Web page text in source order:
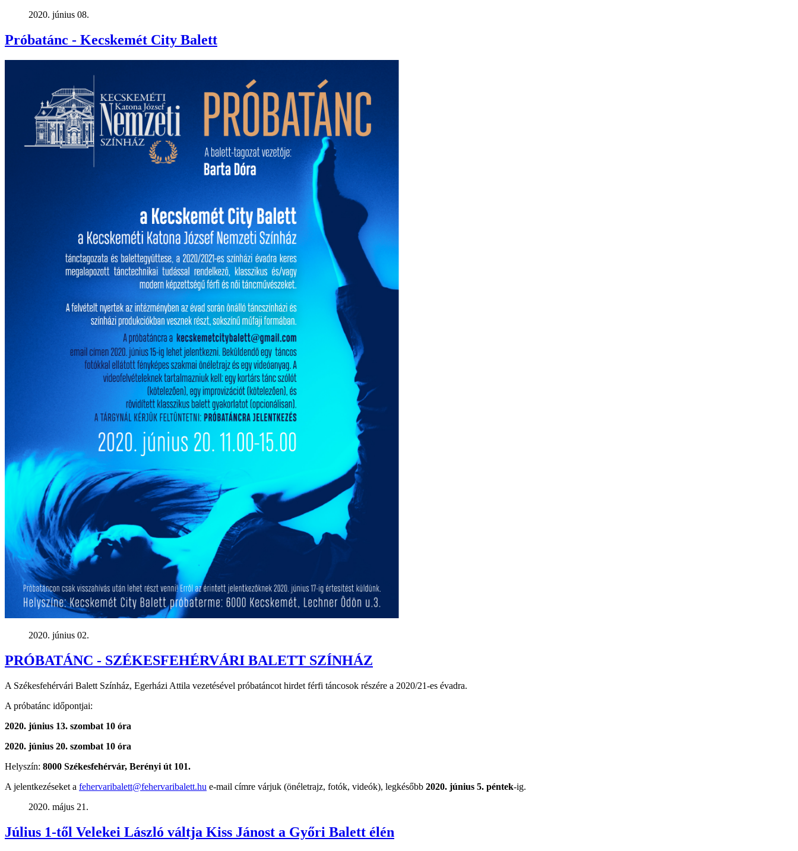
2020. június 08.
Próbatánc - Kecskemét City Balett
2020. június 02.
PRÓBATÁNC - SZÉKESFEHÉRVÁRI BALETT SZÍNHÁZ
A Székesfehérvári Balett Színház, Egerházi Attila vezetésével próbatáncot hirdet férfi táncosok részére a 2020/21-es évadra.
A próbatánc időpontjai:
2020. június 13. szombat 10 óra
2020. június 20. szombat 10 óra
Helyszín: 8000 Székesfehérvár, Berényi út 101.
A jelentkezéseket a fehervaribalett@fehervaribalett.hu e-mail címre várjuk (önéletrajz, fotók, videók), legkésőbb 2020. június 5. péntek-ig.
2020. május 21.
Július 1-től Velekei László váltja Kiss Jánost a Győri Balett élén